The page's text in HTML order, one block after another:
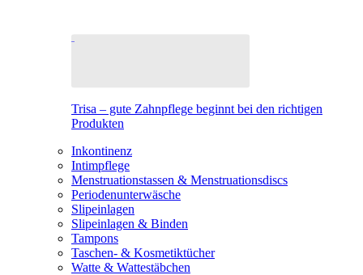
Trisa – gute Zahnpflege beginnt bei den richtigen
Produkten
Inkontinenz
Intimpflege
Menstruationstassen & Menstruationsdiscs
Periodenunterwäsche
Slipeinlagen
Slipeinlagen & Binden
Tampons
Taschen- & Kosmetiktücher
Watte & Wattestäbchen